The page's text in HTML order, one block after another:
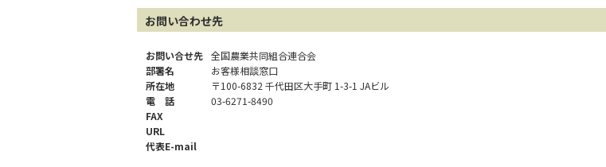
お問い合わせ先
お問い合せ先 全国農業共同組合連合会
部署名
お客様相談窓口
所在地
〒100-6832 千代田区大手町 1-3-1 JAビル
電 話
03-6271-8490
FAX
URL
代表E-mail